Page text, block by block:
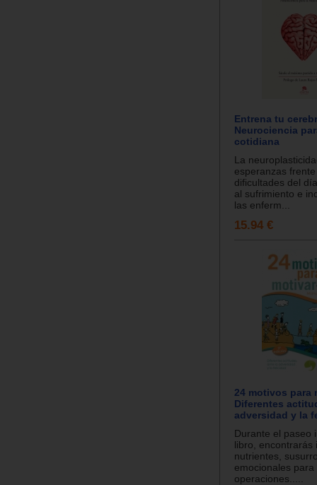
Entrena tu
Neurociencia
cotidiana
La
esperanzas
dificultades del
al sufrimiento e
las enferm...
15.94 €
24 motivos para
Diferentes
adversidad y la
Durante el paseo
libro, encontrarás
nutrientes,
emocionales
operaciones.....